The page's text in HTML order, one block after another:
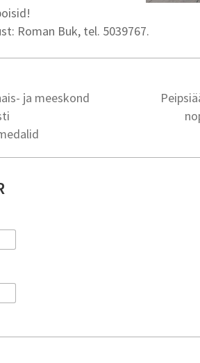
Roman Buk, tel. 5039767.
ja meeskond